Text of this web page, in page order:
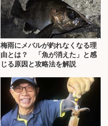
梅雨にメバルが釣れなくなる理
由とは？ 「魚が消えた」と感
じる原因と攻略法を解説